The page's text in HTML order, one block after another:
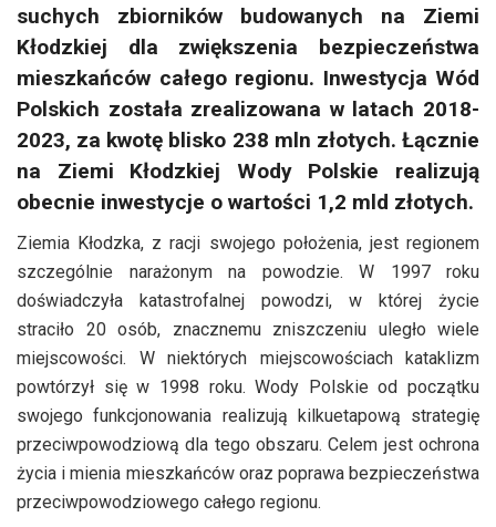
suchych zbiorników budowanych na Ziemi
Kłodzkiej dla zwiększenia bezpieczeństwa
mieszkańców całego regionu. Inwestycja Wód
Polskich została zrealizowana w latach 2018-
2023, za kwotę blisko 238 mln złotych. Łącznie
na Ziemi Kłodzkiej Wody Polskie realizują
obecnie inwestycje o wartości 1,2 mld złotych.
Ziemia Kłodzka, z racji swojego położenia, jest regionem
szczególnie narażonym na powodzie. W 1997 roku
doświadczyła katastrofalnej powodzi, w której życie
straciło 20 osób, znacznemu zniszczeniu uległo wiele
miejscowości. W niektórych miejscowościach kataklizm
powtórzył się w 1998 roku. Wody Polskie od początku
swojego funkcjonowania realizują kilkuetapową strategię
przeciwpowodziową dla tego obszaru. Celem jest ochrona
życia i mienia mieszkańców oraz poprawa bezpieczeństwa
przeciwpowodziowego całego regionu.